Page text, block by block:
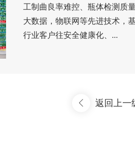
工制曲良率难控、瓶体检测质
大数据，物联网等先进技术，
行业客户往安全健康化、...
返回上一